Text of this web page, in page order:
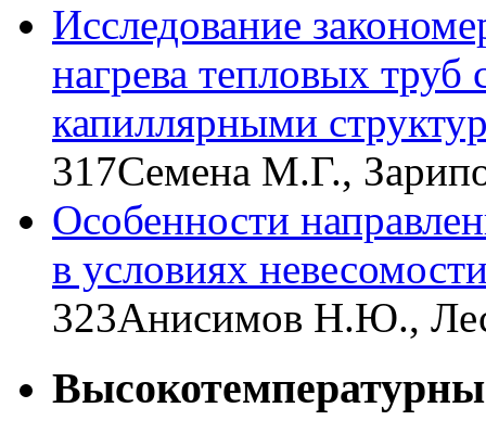
Исследование
нагрева тепловых
капиллярными
317Семена М.Г.,
Особенности
в условиях
323Анисимов Н.Ю.,